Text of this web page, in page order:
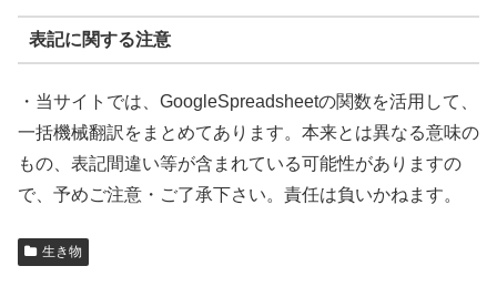
表記に関する注意
・当サイトでは、GoogleSpreadsheetの関数を活用して、
一括機械翻訳をまとめてあります。本来とは異なる意味の
もの、表記間違い等が含まれている可能性がありますの
で、予めご注意・ご了承下さい。責任は負いかねます。
生き物